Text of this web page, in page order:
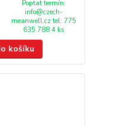
Poptat termín:
info@czech-
meanwell.cz tel: 775
635 788 4 ks
košíku